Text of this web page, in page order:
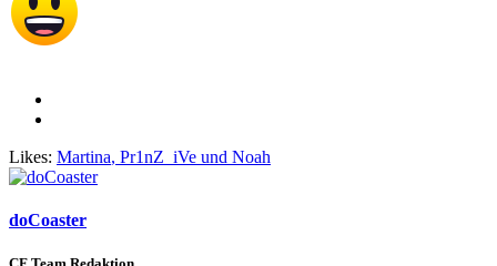
Likes: Martina, Pr1nZ_iVe und Noah
doCoaster